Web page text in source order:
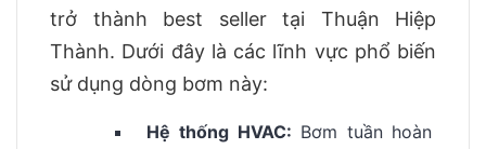
trở thành best seller tại Thuận Hiệp
Thành. Dưới đây là các lĩnh vực phổ biến
sử dụng dòng bơm này:
Hệ thống HVAC: Bơm tuần hoàn